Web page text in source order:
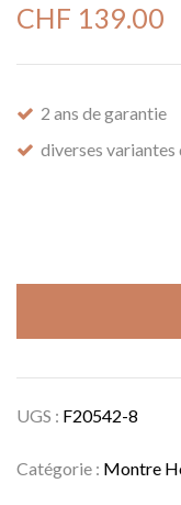
CHF 139.00
2 ans de garantie
diverses variantes
UGS : F20542-8
Catégorie : Montre